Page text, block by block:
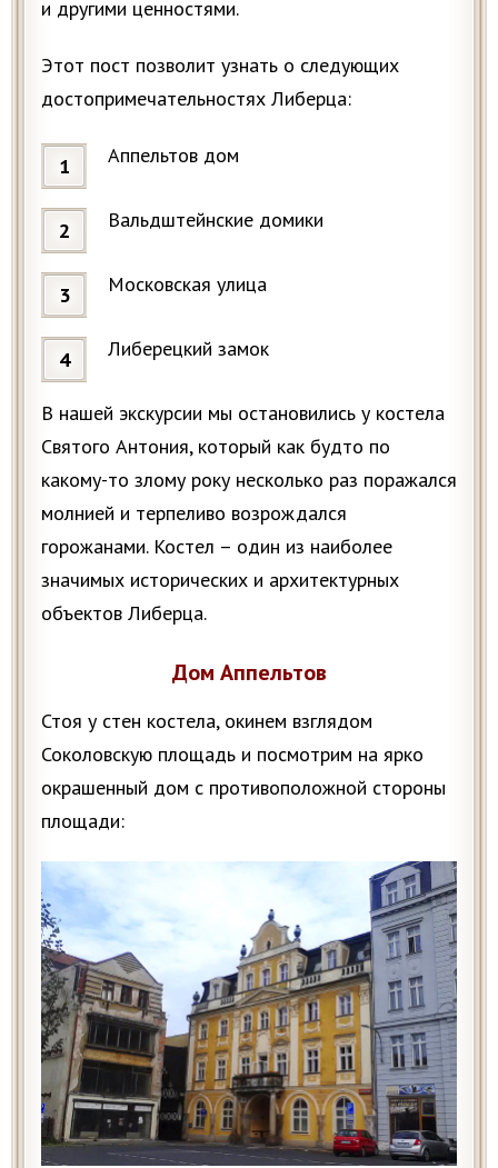
и другими ценностями.
Этот пост позволит узнать о следующих
достопримечательностях Либерца:
Аппельтов дом
Вальдштейнские домики
Московская улица
Либерецкий замок
В нашей экскурсии мы остановились у костела
Святого Антония, который как будто по
какому-то злому року несколько раз поражался
молнией и терпеливо возрождался
горожанами. Костел – один из наиболее
значимых исторических и архитектурных
объектов Либерца.
Дом Аппельтов
Стоя у стен костела, окинем взглядом
Соколовскую площадь и посмотрим на ярко
окрашенный дом с противоположной стороны
площади: